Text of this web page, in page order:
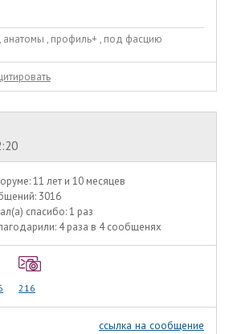
анатомы , профиль+ , под фасцию
11 лет и 10 месяцев
3016
спасибо:1 раз
4 раза в 4 сообщенях
216
ссылка на сообщение